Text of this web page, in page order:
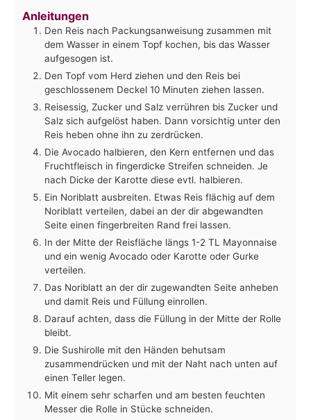
Anleitungen
Den Reis nach Packungsanweisung zusammen mit
dem Wasser in einem Topf kochen, bis das Wasser
aufgesogen ist.
Den Topf vom Herd ziehen und den Reis bei
geschlossenem Deckel 10 Minuten ziehen lassen.
Reisessig, Zucker und Salz verrühren bis Zucker und
Salz sich aufgelöst haben. Dann vorsichtig unter den
Reis heben ohne ihn zu zerdrücken.
Die Avocado halbieren, den Kern entfernen und das
Fruchtfleisch in fingerdicke Streifen schneiden. Je
nach Dicke der Karotte diese evtl. halbieren.
Ein Noriblatt ausbreiten. Etwas Reis flächig auf dem
Noriblatt verteilen, dabei an der dir abgewandten
Seite einen fingerbreiten Rand frei lassen.
In der Mitte der Reisfläche längs 1-2 TL Mayonnaise
und ein wenig Avocado oder Karotte oder Gurke
verteilen.
Das Noriblatt an der dir zugewandten Seite anheben
und damit Reis und Füllung einrollen.
Darauf achten, dass die Füllung in der Mitte der Rolle
bleibt.
Die Sushirolle mit den Händen behutsam
zusammendrücken und mit der Naht nach unten auf
einen Teller legen.
Mit einem sehr scharfen und am besten feuchten
Messer die Rolle in Stücke schneiden.